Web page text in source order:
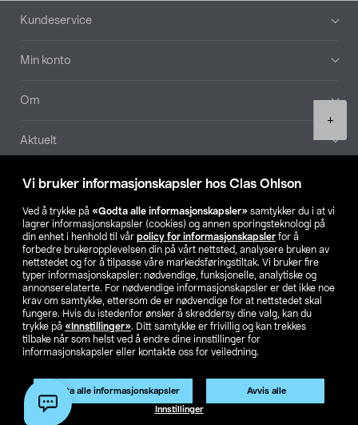
Vi bruker informasjonskapsler hos Clas Ohlson
Ved å trykke på «Godta alle informasjonskapsler» samtykker du i at vi
lagrer informasjonskapsler (cookies) og annen sporingsteknologi på
din enhet i henhold til vår policy for informasjonskapsler for å
forbedre brukeropplevelsen din på vårt nettsted, analysere bruken av
nettstedet og for å tilpasse våre markedsføringstiltak. Vi bruker fire
typer informasjonskapsler: nødvendige, funksjonelle, analytiske og
annonserelaterte. For nødvendige informasjonskapsler er det ikke noe
krav om samtykke, ettersom de er nødvendige for at nettstedet skal
fungere. Hvis du istedenfor ønsker å skreddersy dine valg, kan du
trykke på «Innstillinger». Ditt samtykke er frivillig og kan trekkes
tilbake når som helst ved å endre dine innstillinger for
informasjonskapsler eller kontakte oss for veiledning.
Godta alle informasjonskapsler Avvis alle
Innstillinger
+
Legg i handlekurv
Bunntekst
Kundeservice
Min konto
Om
Aktuelt
Våre selskaper
Finn din butikk
SE NO FI
Endre til priser ekskl. moms